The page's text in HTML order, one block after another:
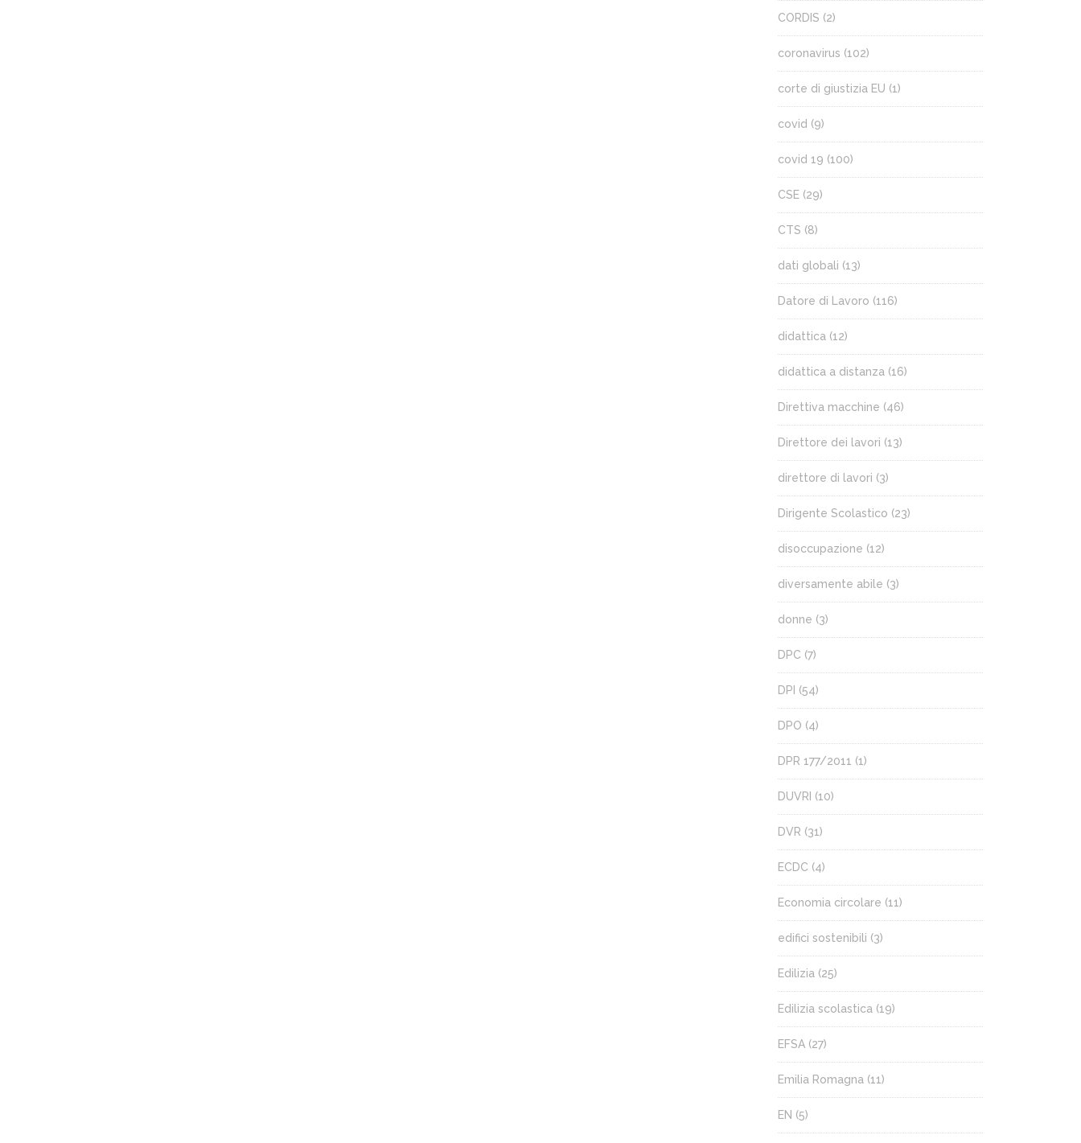
CORDIS (2)
coronavirus (102)
corte di giustizia EU (1)
covid (9)
covid 19 (100)
CSE (29)
CTS (8)
dati globali (13)
Datore di Lavoro (116)
didattica (12)
didattica a distanza (16)
Direttiva macchine (46)
Direttore dei lavori (13)
direttore di lavori (3)
Dirigente Scolastico (23)
disoccupazione (12)
diversamente abile (3)
donne (3)
DPC (7)
DPI (54)
DPO (4)
DPR 177/2011 (1)
DUVRI (10)
DVR (31)
ECDC (4)
Economia circolare (11)
edifici sostenibili (3)
Edilizia (25)
Edilizia scolastica (19)
EFSA (27)
Emilia Romagna (11)
EN (5)